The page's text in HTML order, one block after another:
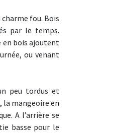
charme fou. Bois
par le temps.
en bois ajoutent
ou venant
peu tordus et
la mangeoire en
A l’arrière se
basse pour le